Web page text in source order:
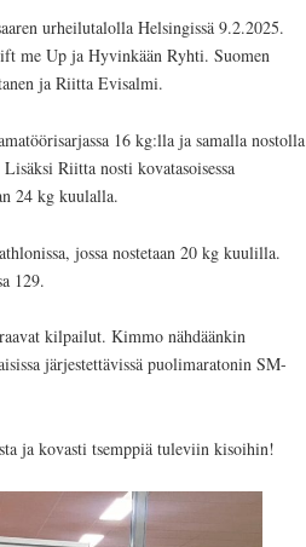
urheilutalolla Helsingissä 9.2.2025.
me Up ja Hyvinkään Ryhti. Suomen
ja Riitta Evisalmi.
16 kg:lla ja samalla nostolla
Riitta nosti kovatasoisessa
24 kg kuulalla.
jossa nostetaan 20 kg kuulilla.
129.
kilpailut. Kimmo nähdäänkin
järjestettävissä puolimaratonin SM-
ja kovasti tsemppiä tuleviin kisoihin!